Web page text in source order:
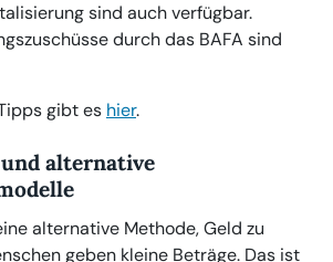
sind auch verfügbar.
durch das BAFA sind
gibt es hier.
alternative
alternative Methode, Geld zu
geben kleine Beträge. Das ist